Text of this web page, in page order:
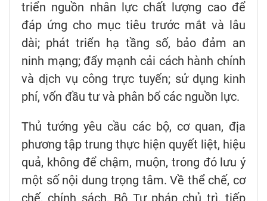
triển nguồn nhân lực chất lượng cao để
đáp ứng cho mục tiêu trước mắt và lâu
dài; phát triển hạ tầng số, bảo đảm an
ninh mạng; đẩy mạnh cải cách hành chính
và dịch vụ công trực tuyến; sử dụng kinh
phí, vốn đầu tư và phân bổ các nguồn lực.
Thủ tướng yêu cầu các bộ, cơ quan, địa
phương tập trung thực hiện quyết liệt, hiệu
quả, không để chậm, muộn, trong đó lưu ý
một số nội dung trọng tâm. Về thể chế, cơ